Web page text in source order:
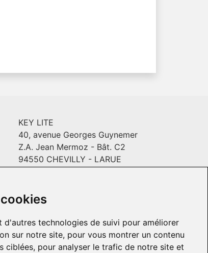
d'autres technologies de suivi pour améliorer
sur notre site, pour vous montrer un contenu
ciblées, pour analyser le trafic de notre site et
KEY LITE
40, avenue Georges Guynemer
Z.A. Jean Mermoz - Bât. C2
94550 CHEVILLY - LARUE
9h-13h & 14h-18h